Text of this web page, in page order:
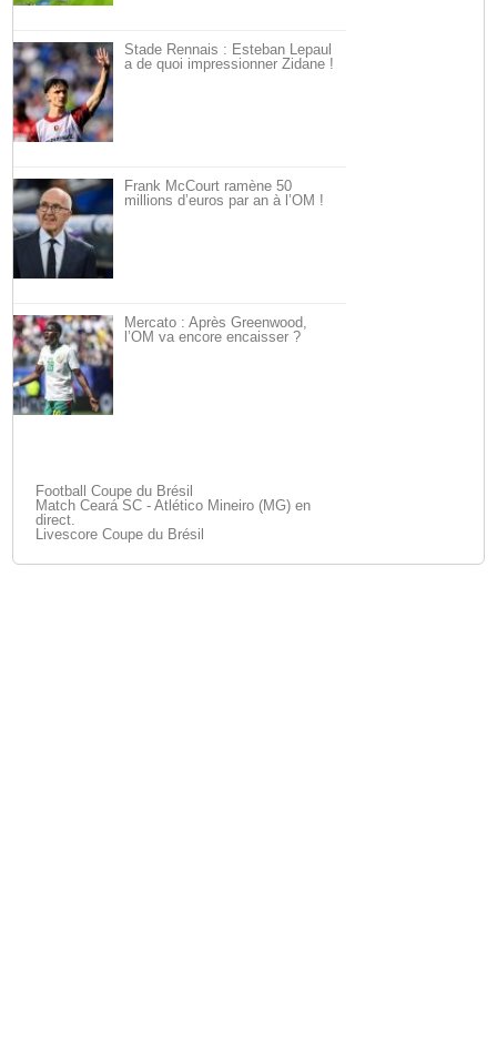
Stade Rennais : Esteban Lepaul
a de quoi impressionner Zidane !
Frank McCourt ramène 50
millions d’euros par an à l’OM !
Mercato : Après Greenwood,
l’OM va encore encaisser ?
Football Coupe du Brésil
Match Ceará SC - Atlético Mineiro (MG) en
direct.
Livescore Coupe du Brésil